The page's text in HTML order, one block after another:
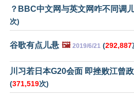
？BBC中文网与英文网咋不同调
次)
谷歌有点儿悬 🖼️ 2019/6/21 (292,887
川习若日本G20会面 即挫败江曾
(371,519次)